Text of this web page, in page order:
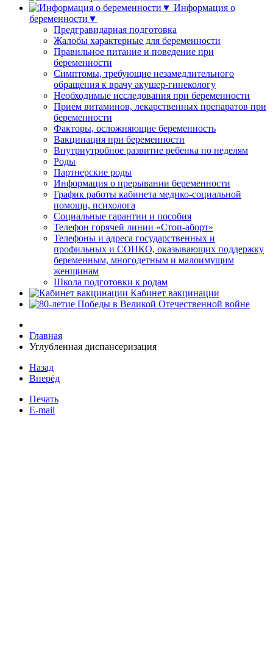
Информация о
беременности▼
Предгравидарная подготовка
Жалобы характерные для беременности
Правильное питание и поведение при
беременности
Симптомы, требующие незамедлительного
обращения к врачу акушер-гинекологу
Необходимые исследования при беременности
Прием витаминов, лекарственных препаратов при
беременности
Факторы, осложняющие беременность
Вакцинация при беременности
Внутриутробное развитие ребенка по неделям
Роды
Партнерские роды
Информация о прерывании беременности
График работы кабинета медико-социальной
помощи, психолога
Социальные гарантии и пособия
Телефон горячей линии «Стоп-аборт»
Телефоны и адреса государственных и
профильных и СОНКО, оказывающих поддержку
беременным, многодетным и малоимущим
женщинам
Школа подготовки к родам
Кабинет вакцинации
Главная
Углубленная диспансеризация
Назад
Вперёд
Печать
E-mail